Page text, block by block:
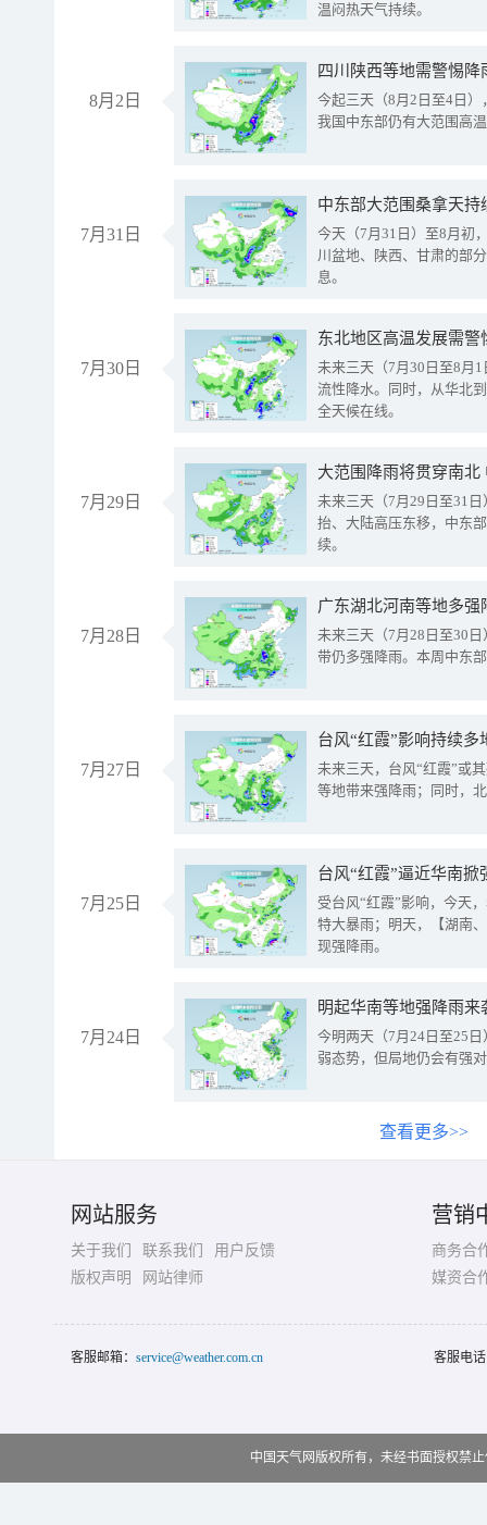
温闷热天气持续。
8月2日
今起三天（8月2日至4日
我国中东部仍有大范围高
7月31日
中东部大范围桑拿天
今天（7月31日）至8月初
川盆地、陕西、甘肃的部
息。
7月30日
东北地区高温发展需
未来三天（7月30日至8月
流性降水。同时，从华北
全天候在线。
7月29日
大范围降雨将贯穿南
未来三天（7月29日至31
抬、大陆高压东移，中东
续。
7月28日
广东湖北河南等地多
未来三天（7月28日至30
带仍多强降雨。本周中东
7月27日
台风“红霞”影响持续
未来三天，台风“红霞”或
等地带来强降雨；同时，
7月25日
台风“红霞”逼近华南
受台风“红霞”影响，今天
特大暴雨；明天，【湖南
现强降雨。
7月24日
明起华南等地强降雨
今明两天（7月24日至25
弱态势，但局地仍会有强
查看更多>>
网站服务
关于我们 联系我们
用户反馈
版权声明
网站律师
营销
商务合
媒资合
客服邮箱： service@weather.com.cn 客服电
中国天气网版权所有，未经书面授权